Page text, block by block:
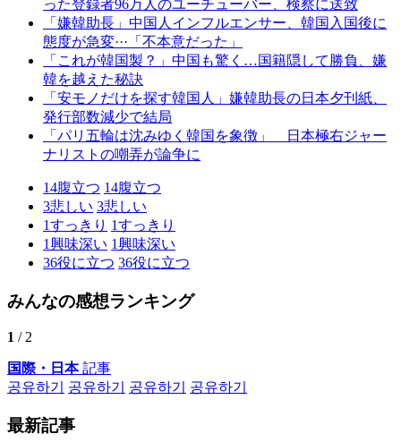
った登録者96万人のユーチューバー、検察に送致
「嫌韓助長」中国人インフルエンサー、韓国入国後に
態度が急変···「不本意だった」
「これが韓国製？」中国も驚く…国籍隠して勝負、嫌
韓を越えた秘訣
「安モノだけを探す韓国人」嫌韓助長の日本夕刊紙、
発行部数減少で結局
「パリ五輪は沈みゆく韓国を象徴」 日本極右ジャー
ナリストの嘲弄が論争に
14腹立つ 14腹立つ
3悲しい 3悲しい
1すっきり 1すっきり
1興味深い 1興味深い
36役に立つ 36役に立つ
みんなの感想ランキング
1 / 2
国際・日本記事
공유하기
공유하기 공유하기 공유하기
最新記事